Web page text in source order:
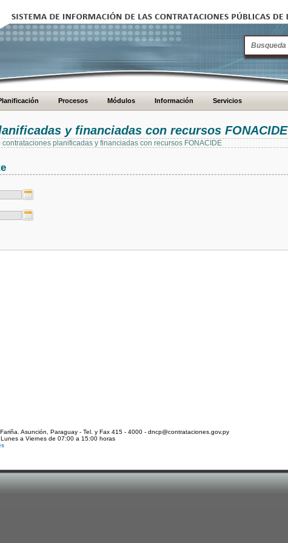
Procesos Módulos Información Servicios
y financiadas con recursos FONACIDE
planificadas y financiadas con recursos FONACIDE
Asunción, Paraguay - Tel. y Fax 415 - 4000 - dncp@contrataciones.gov.py
a Viernes de 07:00 a 15:00 horas